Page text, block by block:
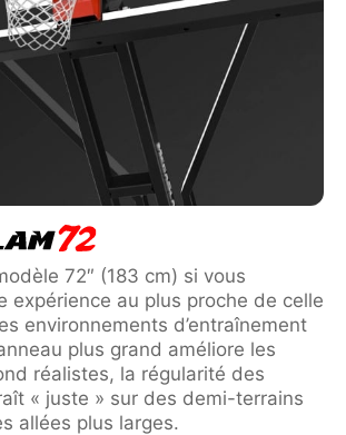
72″ (183 cm) si vous
expérience au plus proche de celle
environnements d’entraînement
plus grand améliore les
réalistes, la régularité des
« juste » sur des demi-terrains
allées plus larges.